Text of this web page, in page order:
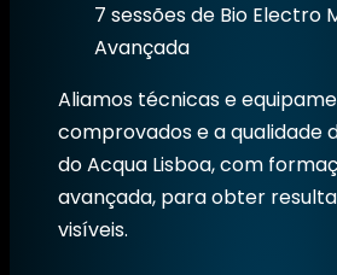
7 sessões de Bio Electro
Avançada
Aliamos técnicas e
comprovados e a qualidade
do Acqua Lisboa, com
avançada, para obter
visíveis.